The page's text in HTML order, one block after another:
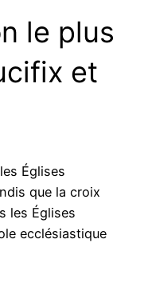
le plus
et
Églises
que la croix
les Églises
ecclésiastique